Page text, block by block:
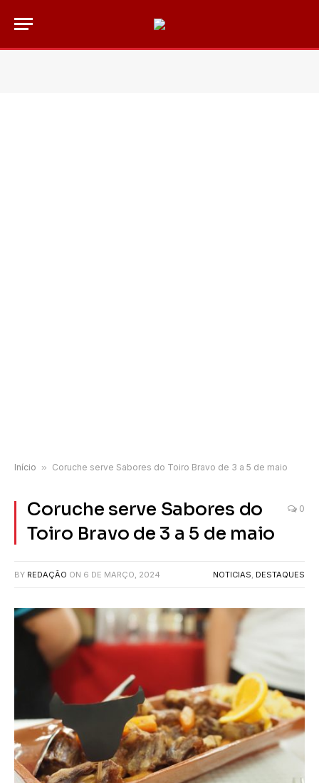
Início » Coruche serve Sabores do Toiro Bravo de 3 a 5 de maio
Coruche serve Sabores do
Toiro Bravo de 3 a 5 de maio
0
BY REDAÇÃO ON 6 DE MARÇO, 2024 NOTICIAS, DESTAQUES